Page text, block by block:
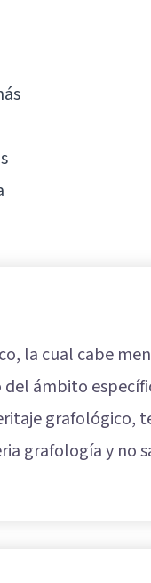
la cual cabe
ámbito
grafológico,
grafología y no